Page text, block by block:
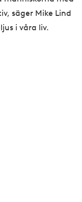
säger Mike Lind
i våra liv.